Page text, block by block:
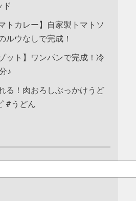
ド
トカレー】自家製トマトソ
ルウなしで完成！
ット】ワンパンで完成！冷
♪
る！肉おろしぶっかけうど
#うどん